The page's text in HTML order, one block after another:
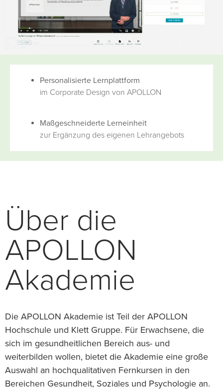
Personalisierte Lernplattform
im Corporate Design von APOLLON
Maßgeschneiderte Lerneinheit
zur Ergänzung des eigenen Lehrangebots
Über die
APOLLON
Akademie
Die APOLLON Akademie ist Teil der APOLLON
Hochschule und Klett Gruppe. Für Erwachsene, die
sich im gesundheitlichen Bereich aus- und
weiterbilden wollen, bietet die Akademie eine große
Auswahl an hochqualitativen Fernkursen in den
Bereichen Gesundheit, Soziales und Psychologie an.